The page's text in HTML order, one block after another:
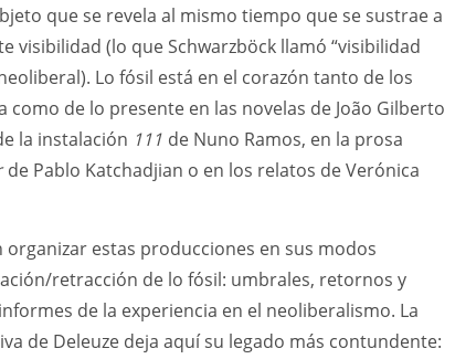
que se revela al mismo tiempo que se sustrae a
visibilidad (lo que Schwarzböck llamó “visibilidad
Lo fósil está en el corazón tanto de los
como de lo presente en las novelas de João Gilberto
la instalación 111 de Nuno Ramos, en la prosa
de Pablo Katchadjian o en los relatos de Verónica
estas producciones en sus modos
retracción de lo fósil: umbrales, retornos y
de la experiencia en el neoliberalismo. La
de Deleuze deja aquí su legado más contundente: